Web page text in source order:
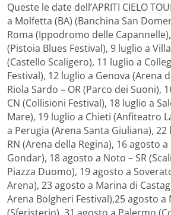
Queste le date dell’APRITI CIELO
a Molfetta (BA) (Banchina San
Roma (Ippodromo delle
(Pistoia Blues Festival), 9 luglio a
(Castello Scaligero), 11 luglio a
Festival), 12 luglio a Genova (Arena
Riola Sardo – OR (Parco dei Suoni),
CN (Collisioni Festival), 18 luglio a
Mare), 19 luglio a Chieti (Anfiteatro
a Perugia (Arena Santa Giuliana),
RN (Arena della Regina), 16 agosto
Gondar), 18 agosto a Noto – SR
Piazza Duomo), 19 agosto a
Arena), 23 agosto a Marina di
Arena Bolgheri Festival),25 agosto a